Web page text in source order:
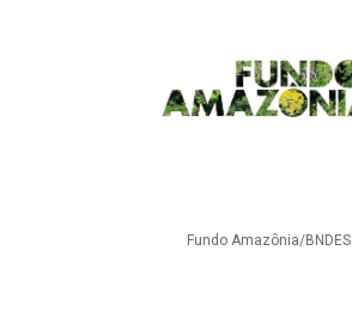
Fundo Amazônia/BNDES